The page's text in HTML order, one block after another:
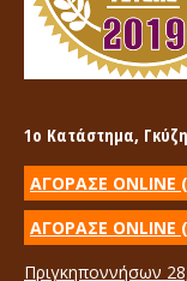
1ο Κατάστημα, Γκύζη
ΑΓΟΡΑΣΕ ONLINE
ΑΓΟΡΑΣΕ ONLINE
Πριγκηποννήσων